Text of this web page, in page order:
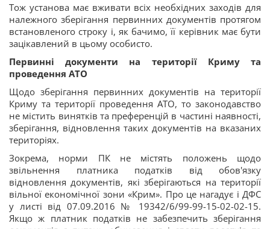
Тож установа має вживати всіх необхідних заходів для
належного зберігання первинних документів протягом
встановленого строку і, як бачимо, її керівник має бути
зацікавлений в цьому особисто.
Первинні документи на території Криму та
проведення АТО
Щодо зберігання первинних документів на території
Криму та території проведення АТО, то законодавство
не містить винятків та преференцій в частині наявності,
зберігання, відновлення таких документів на вказаних
територіях.
Зокрема, норми ПК не містять положень щодо
звільнення платника податків від обов'язку
відновлення документів, які зберігаються на території
вільної економічної зони «Крим». Про це нагадує і ДФС
у листі від 07.09.2016 № 19342/6/99-99-15-02-02-15.
Якщо ж платник податків не забезпечить зберігання